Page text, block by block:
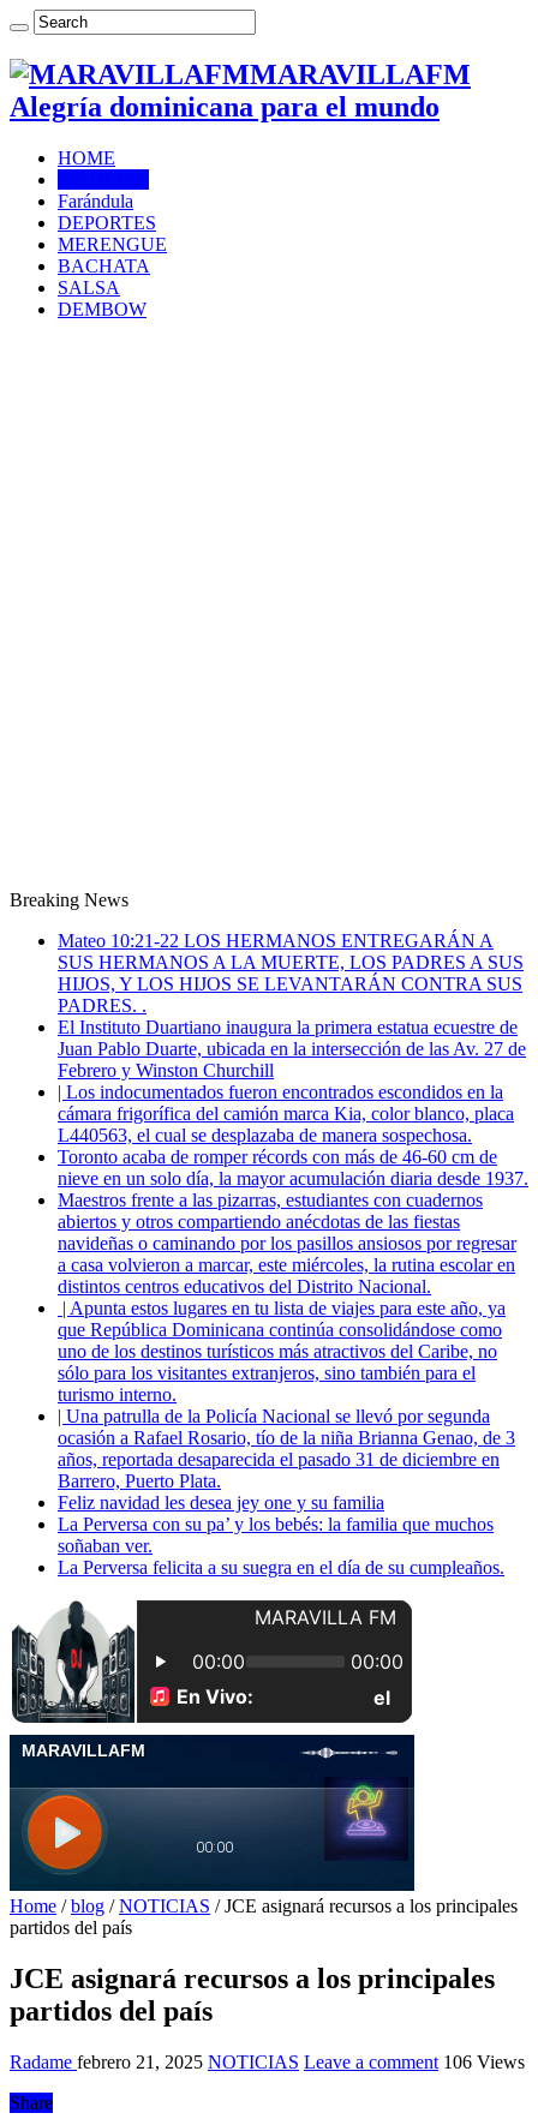
MARAVILLAFM
Alegría dominicana para el mundo
HOME
Farándula
DEPORTES
MERENGUE
BACHATA
SALSA
DEMBOW
Breaking News
Mateo 10:21-22 LOS HERMANOS ENTREGARÁN A
SUS HERMANOS A LA MUERTE, LOS PADRES A SUS
HIJOS, Y LOS HIJOS SE LEVANTARÁN CONTRA SUS
PADRES. .
El Instituto Duartiano inaugura la primera estatua ecuestre de
Juan Pablo Duarte, ubicada en la intersección de las Av. 27 de
Febrero y Winston Churchill
| Los indocumentados fueron encontrados escondidos en la
cámara frigorífica del camión marca Kia, color blanco, placa
L440563, el cual se desplazaba de manera sospechosa.
Toronto acaba de romper récords con más de 46-60 cm de
nieve en un solo día, la mayor acumulación diaria desde 1937.
Maestros frente a las pizarras, estudiantes con cuadernos
abiertos y otros compartiendo anécdotas de las fiestas
navideñas o caminando por los pasillos ansiosos por regresar
a casa volvieron a marcar, este miércoles, la rutina escolar en
distintos centros educativos del Distrito Nacional.
| Apunta estos lugares en tu lista de viajes para este año, ya
que República Dominicana continúa consolidándose como
uno de los destinos turísticos más atractivos del Caribe, no
sólo para los visitantes extranjeros, sino también para el
turismo interno.
| Una patrulla de la Policía Nacional se llevó por segunda
ocasión a Rafael Rosario, tío de la niña Brianna Genao, de 3
años, reportada desaparecida el pasado 31 de diciembre en
Barrero, Puerto Plata.
Feliz navidad les desea jey one y su familia
La Perversa con su pa’ y los bebés: la familia que muchos
soñaban ver.
La Perversa felicita a su suegra en el día de su cumpleaños.
Home / blog / NOTICIAS / JCE asignará recursos a los principales
partidos del país
JCE asignará recursos a los principales
partidos del país
Radame febrero 21, 2025 NOTICIAS Leave a comment 106 Views
Share